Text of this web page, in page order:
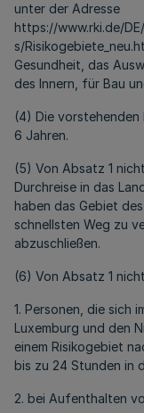
unter der Adresse
https://www.rki.de/
s/
Gesundheit, das
des Innern, für Bau
(4) Die
6 Jahren.
(5) Von Absatz 1
Durchreise in das
haben das Gebiet
schnellsten Weg zu
abzuschließen.
(6) Von Absatz 1
1. Personen, die sich
Luxemburg und den
einem Risikogebiet
bis zu 24 Stunden in
2. bei Aufenthalten